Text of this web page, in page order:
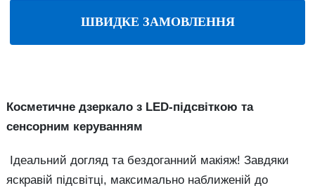
ШВИДКЕ ЗАМОВЛЕННЯ
Косметичне дзеркало з LED-підсвіткою та
сенсорним керуванням
Ідеальний догляд та бездоганний макіяж! Завдяки
яскравій підсвітці, максимально наближеній до